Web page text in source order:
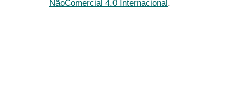
NãoComercial 4.0 Internacional.